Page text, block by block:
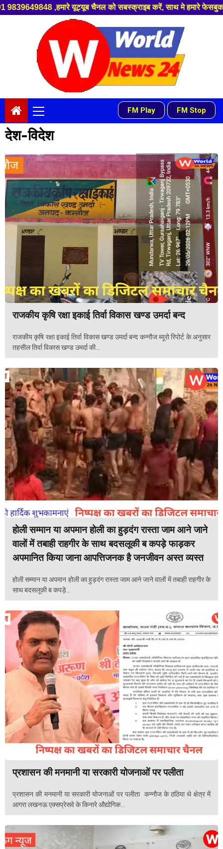
को सबस्क्राइब करें, साथ मे हमारे फेसबुक को लाइक जरूर करें ,
Menu
FM Play - FM Stop
देश-विदेश
राजकीय कृषि रक्षा इकाई तिर्वा विकास खण्ड उमर्दा बन्द
राजकीय कृषि रक्षा इकाई तिर्वा विकास खण्ड उमर्दा बन्द कन्नौज ब्यूरो रिपोर्ट के अनुसार
तहसील तिर्वा विकास खण्ड उमर्दा की...
होली सम्मान या अपमान होली का हुड़दंग रास्ता जाम आने जाने
वालों में तबाही राहगीर के साथ बदसलूकी ब कपड़े फाड़कर
अपमानित किया जाना आपत्तिजनक है जनजीवन अस्त व्यस्त
होली सम्मान या अपमान होली का हुड़दंग रास्ता जाम आने जाने वालों में तबाही राहगीर के
साथ बदसलूकी ब कपड़े...
प्रशासन की मनमानी या सरकारी योजनाओं पर पलीता
प्रशासन की मनमानी या सरकारी योजनाओं पर पलीता कन्नौज के ठठिया थे क्षेत्र में
आगरा लखनऊ एक्सप्रेसवे के किनारे औद्योगिक...